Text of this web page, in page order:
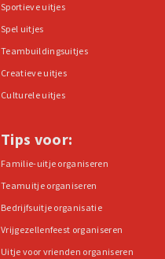
Sportieve uitjes
Spel uitjes
Teambuildingsuitjes
Creatieve uitjes
Culturele uitjes
Tips voor:
Familie-uitje organiseren
Teamuitje organiseren
Bedrijfsuitje organisatie
Vrijgezellenfeest organiseren
Uitje voor vrienden organiseren